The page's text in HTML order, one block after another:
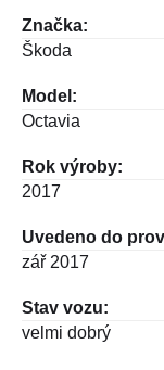
Značka:
Škoda
Model:
Octavia
Rok výroby:
2017
Uvedeno do
zář 2017
Stav vozu:
velmi dobrý